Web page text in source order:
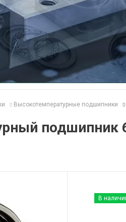
Высокотемпературные подшипники
подшипник
В